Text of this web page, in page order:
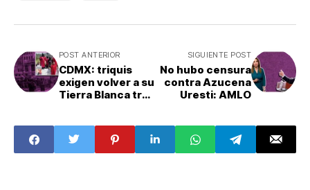
POST ANTERIOR
CDMX: triquis
exigen volver a su
Tierra Blanca tras
SIGUIENTE POST
No hubo censura
contra Azucena
Uresti: AMLO